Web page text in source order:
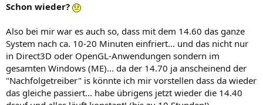
Schon wieder?
Also bei mir war es auch so, dass mit dem 14.60 das ganze
System nach ca. 10-20 Minuten einfriert... und das nicht nur
in Direct3D oder OpenGL-Anwendungen sondern im
gesamten Windows (ME)... da der 14.70 ja anscheinend der
"Nachfolgetreiber" is könnte ich mir vorstellen dass da wieder
das gleiche passiert... habe übrigens jetzt wieder die 14.40